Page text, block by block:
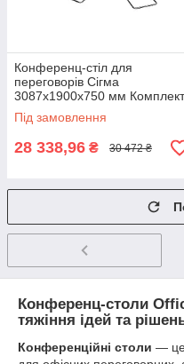
Конференц-стіл для
переговорів Сігма
3087х1900х750 мм Комплект
7 колір В'яз Ліберті
Димчастий каркас Чорний
Під замовлення
28 338,96 ₴ 30 472 ₴
Конференц-столи
тяжіння ідей та
Конференційні столи — це